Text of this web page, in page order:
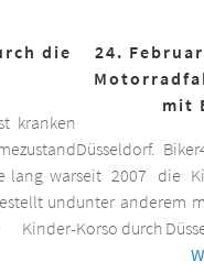
die
kranken
lang war
und
24.
mit
Düsseldorf.
seit 2007 die
unter anderem
Korso durch